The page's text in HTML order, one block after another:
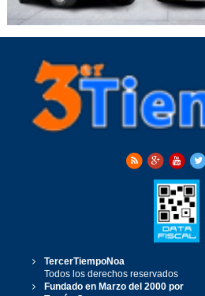
TercerTiempoNoa
Todos los derechos reservados
Fundado en Marzo del 2000 por